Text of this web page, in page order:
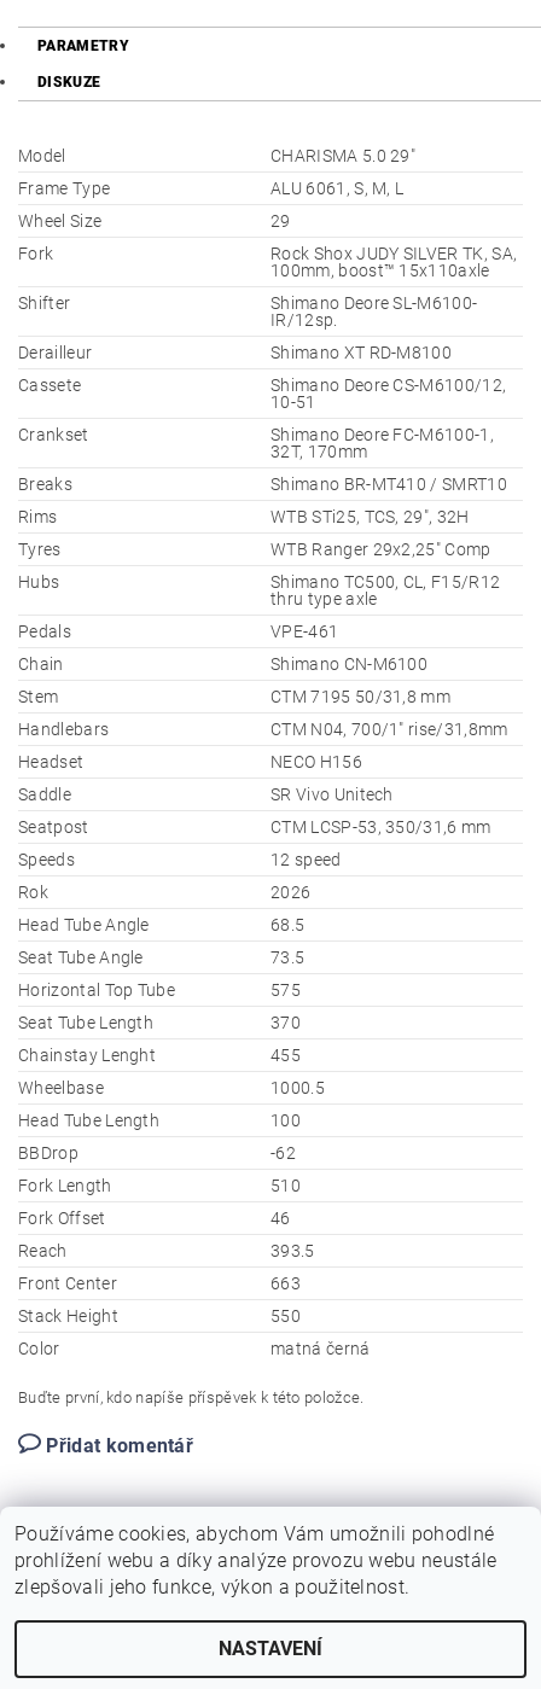
PARAMETRY
DISKUZE
Model
CHARISMA 5.0 29"
Frame Type
ALU 6061, S, M, L
Wheel Size
29
Fork
Rock Shox JUDY SILVER TK, SA,
100mm, boost™ 15x110axle
Shifter
Shimano Deore SL-M6100-
IR/12sp.
Derailleur
Shimano XT RD-M8100
Cassete
Shimano Deore CS-M6100/12,
10-51
Crankset
Shimano Deore FC-M6100-1,
32T, 170mm
Breaks
Shimano BR-MT410 / SMRT10
Rims
WTB STi25, TCS, 29", 32H
Tyres
WTB Ranger 29x2,25" Comp
Hubs
Shimano TC500, CL, F15/R12
thru type axle
Pedals
VPE-461
Chain
Shimano CN-M6100
Stem
CTM 7195 50/31,8 mm
Handlebars
CTM N04, 700/1" rise/31,8mm
Headset
NECO H156
Saddle
SR Vivo Unitech
Seatpost
CTM LCSP-53, 350/31,6 mm
Speeds
12 speed
Rok
2026
Head Tube Angle
68.5
Seat Tube Angle
73.5
Horizontal Top Tube
575
Seat Tube Length
370
Chainstay Lenght
455
Wheelbase
1000.5
Head Tube Length
100
BBDrop
-62
Fork Length
510
Fork Offset
46
Reach
393.5
Front Center
663
Stack Height
550
Color
matná černá
Buďte první, kdo napíše příspěvek k této položce.
Přidat komentář
2026 © Birotarius, všechna práva vyhrazenaUpravit nastavení cookies
Používáme cookies, abychom Vám umožnili pohodlné
prohlížení webu a díky analýze provozu webu neustále
zlepšovali jeho funkce, výkon a použitelnost.
NASTAVENÍ